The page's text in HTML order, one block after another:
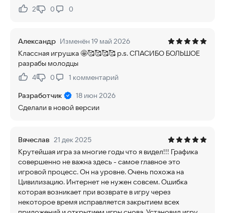
Нравится:
2Не нравится:
0 0
Александр Изменён 19 май 2026
Классная игрушка 🤩🥰🥰🥰🥰 p.s. СПАСИБО БОЛЬШОЕ
разрабы молодцы
Нравится:
4Не нравится:
0 1 комментарий
Разработчик
18 июн 2026
Сделали в новой версии
Вячеслав 21 дек 2025
Крутейшая игра за многие годы что я видел!!! Графика
совершенно не важна здесь - самое главное это
игровой процесс. Он на уровне. Очень похожа на
Цивилизацию. Интернет не нужен совсем. Ошибка
которая возникает при возврате в игру через
некоторое время исправляется закрытием всех